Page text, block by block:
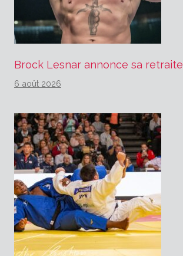
Brock Lesnar annonce sa retraite
6 août 2026